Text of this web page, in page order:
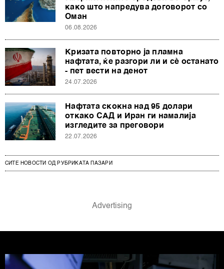
како што напредува договорот со
Оман
06.08.2026
Кризата повторно ја пламна
нафтата, ќе разгори ли и сè останато
- пет вести на денот
24.07.2026
Нафтата скокна над 95 долари
откако САД и Иран ги намалија
изгледите за преговори
22.07.2026
СИТЕ НОВОСТИ ОД РУБРИКАТА ПАЗАРИ